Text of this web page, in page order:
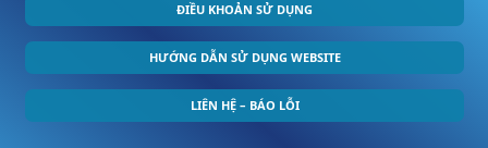
ĐIỀU KHOẢN SỬ DỤNG
HƯỚNG DẪN SỬ DỤNG WEBSITE
LIÊN HỆ – BÁO LỖI